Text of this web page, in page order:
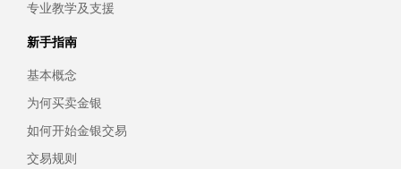
专业教学及支援
新手指南
基本概念
为何买卖金银
如何开始金银交易
交易规则